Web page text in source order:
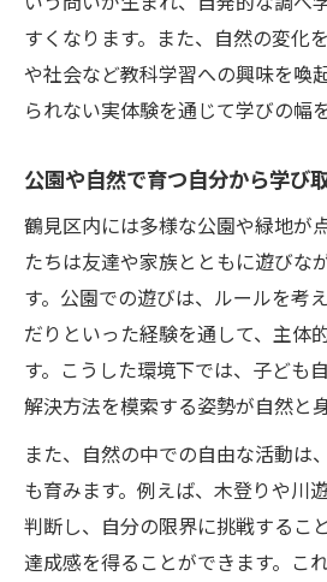
すくなります。また、自然の変化
や社会など教科学習への興味を喚
られない実体験を通じて学びの幅
公園や自然で育つ自分から学び
鶴見区内には多様な公園や緑地が
たちは友達や家族とともに遊びな
す。公園での遊びは、ルールを考
だりといった経験を通して、主体
す。こうした環境下では、子ども
解決方法を模索する姿勢が自然と
また、自然の中での自由な活動は
も育みます。例えば、木登りや川
判断し、自分の限界に挑戦するこ
達成感を得ることができます。こ